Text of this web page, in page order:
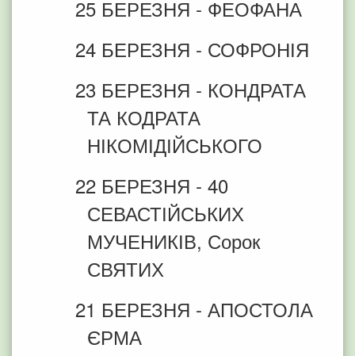
25 БЕРЕЗНЯ - ФЕОФАНА
24 БЕРЕЗНЯ - СОФРОНІЯ
23 БЕРЕЗНЯ - КОНДРАТА
ТА КОДРАТА
НІКОМІДІЙСЬКОГО
22 БЕРЕЗНЯ - 40
СЕВАСТІЙСЬКИХ
МУЧЕНИКІВ, Сорок
СВЯТИХ
21 БЕРЕЗНЯ - АПОСТОЛА
ЄРМА